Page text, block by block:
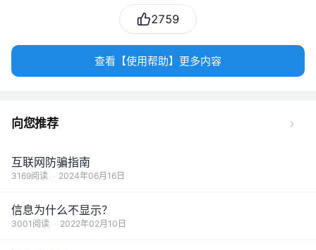
2759
查看【使用帮助】更多内容
向您推荐 ›
互联网防骗指南
3169阅读 · 2024年06月16日
信息为什么不显示？
3001阅读 · 2022年02月10日